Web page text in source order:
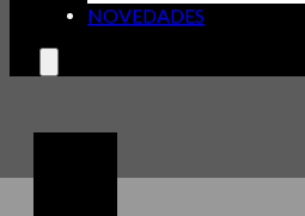
NOVEDADES